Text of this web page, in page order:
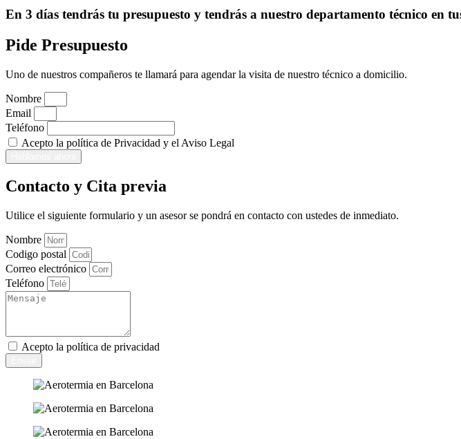
En 3 días tendrás tu presupuesto y tendrás a nuestro departamento técnico en
Pide Presupuesto
Uno de nuestros compañeros te llamará para agendar la visita de nuestro técnico a domicilio.
Nombre
Email
Teléfono
Acepto la política de Privacidad y el Aviso Legal
Contacto y Cita previa
Utilice el siguiente formulario y un asesor se pondrá en contacto con ustedes de inmediato.
Nombre
Codigo postal
Correo electrónico
Teléfono
Acepto la política de privacidad